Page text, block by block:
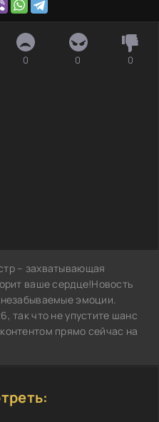
0 0 0
– захватывающая
ваше сердце!Новость
эмоции.
так что не упустите шанс
прямо сейчас на